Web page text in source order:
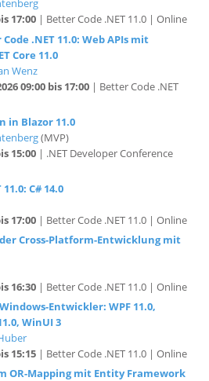
.NET 11.0: Web APIs mit
Core 11.0
Wenz
09:00 bis 17:00
in Blazor 11.0
15:00| .NET Developer Conference
C# 14.0
17:00| Better Code .NET 11.0 | Online
Cross-Platform-Entwicklung mit
16:30
Entwickler: WPF 11.0,
WinUI 3
15:15| Better Code .NET 11.0 | Online
OR-Mapping mit Entity Framework